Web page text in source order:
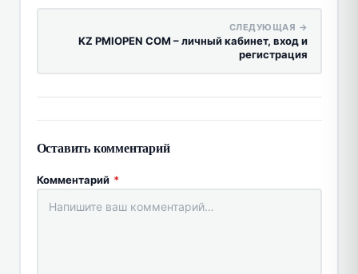
СЛЕДУЮЩАЯ →
KZ PMIOPEN COM – личный кабинет, вход и
регистрация
Оставить комментарий
Комментарий *